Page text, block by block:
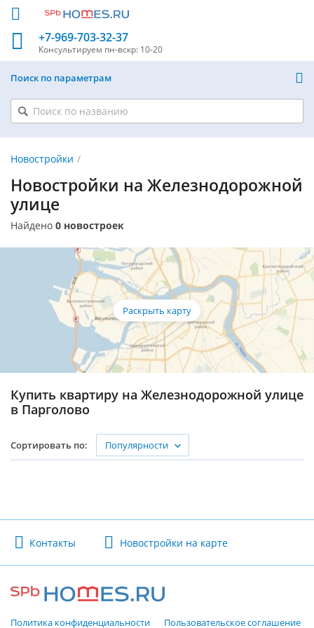
+7-969-703-32-37
Консультируем пн-вскр: 10-20
Поиск по параметрам
Новостройки
Новостройки на Железнодорожной
улице
Найдено 0 новостроек
Купить квартиру на Железнодорожной улице
в Парголово
Сортировать по: Популярности
Контакты Новостройки на карте
Политика конфиденциальности Пользовательское соглашение